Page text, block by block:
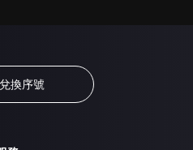
兌換序號